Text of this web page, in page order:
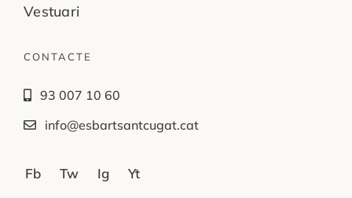
Vestuari
CONTACTE
93 007 10 60
info@esbartsantcugat.cat
Fb Tw Ig Yt